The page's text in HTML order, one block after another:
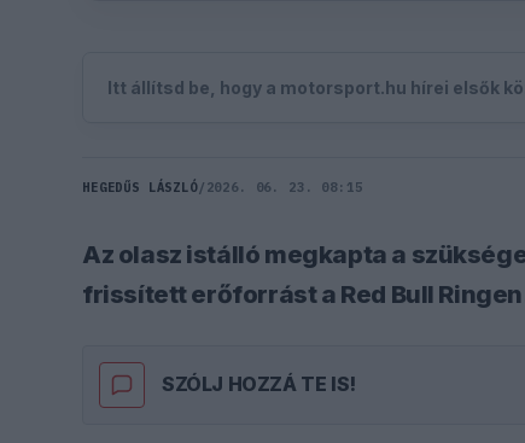
Itt állítsd be, hogy a motorsport.hu hírei elsők
HEGEDŰS LÁSZLÓ/ 2026. 06. 23. 08:15
Az olasz istálló megkapta a
frissített erőforrást a Red Bull
SZÓLJ HOZZÁ TE IS!